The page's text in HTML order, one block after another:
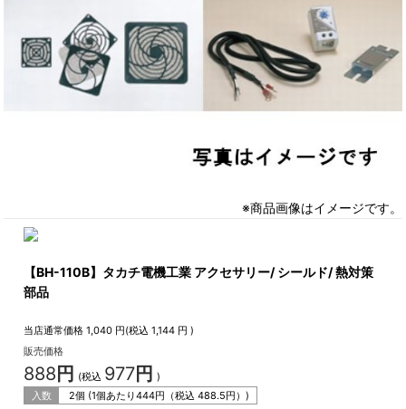
※商品画像はイメージです。
【BH-110B】タカチ電機工業 アクセサリー/ シールド/ 熱対策
部品
当店通常価格 1,040 円(税込1,144 円 )
販売価格
888 円 (税込 977円 )
入数
2個 (1個あたり444円（税込488.5円）)